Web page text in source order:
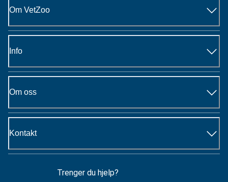
Om VetZoo
Info
Om oss
Kontakt
Trenger du hjelp?